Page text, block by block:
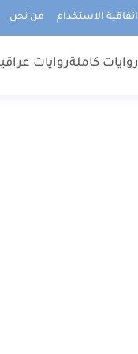
اتفاقية الاستخدام من نحن
روايات كاملةروايات